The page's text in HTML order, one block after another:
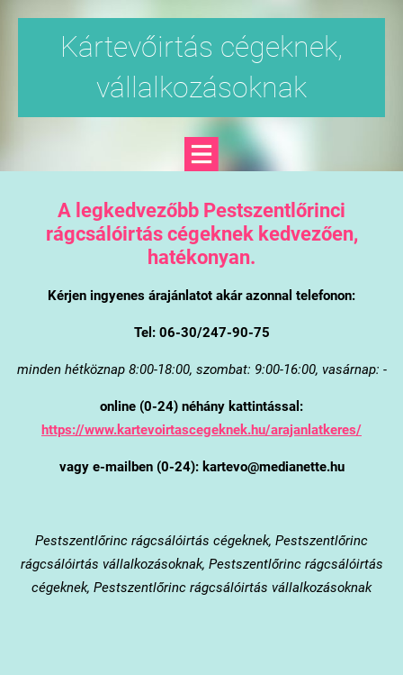
Kártevőirtás cégeknek,
vállalkozásoknak
A legkedvezőbb Pestszentlőrinci
rágcsálóirtás cégeknek kedvezően,
hatékonyan.
Kérjen ingyenes árajánlatot akár azonnal telefonon:
Tel: 06-30/247-90-75
minden hétköznap 8:00-18:00, szombat: 9:00-16:00, vasárnap: -
online (0-24) néhány kattintással:
https://www.kartevoirtascegeknek.hu/arajanlatkeres/
vagy e-mailben (0-24): kartevo@medianette.hu
Pestszentlőrinc rágcsálóirtás cégeknek, Pestszentlőrinc
rágcsálóirtás vállalkozásoknak, Pestszentlőrinc rágcsálóirtás
cégeknek, Pestszentlőrinc rágcsálóirtás vállalkozásoknak